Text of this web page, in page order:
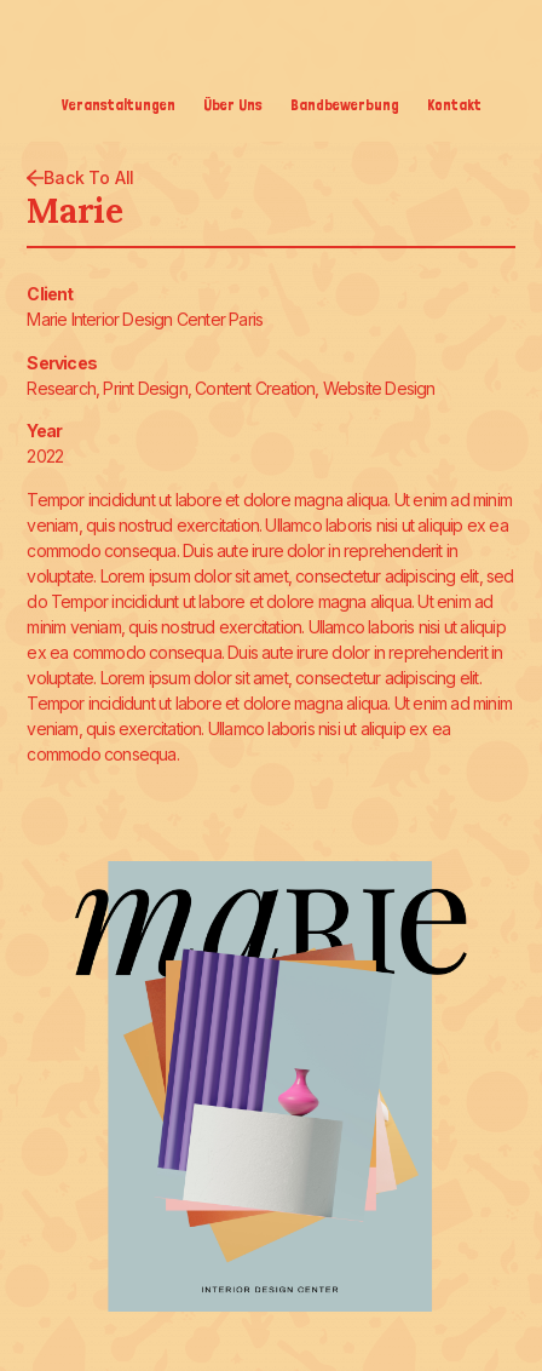
Veranstaltungen Über Uns Bandbewerbung Kontakt
Back To All
Marie
Client
Marie Interior Design Center Paris
Services
Research, Print Design, Content Creation, Website Design
Year
2022
Tempor incididunt ut labore et dolore magna aliqua. Ut enim ad minim
veniam, quis nostrud exercitation. Ullamco laboris nisi ut aliquip ex ea
commodo consequa. Duis aute irure dolor in reprehenderit in
voluptate. Lorem ipsum dolor sit amet, consectetur adipiscing elit, sed
do Tempor incididunt ut labore et dolore magna aliqua. Ut enim ad
minim veniam, quis nostrud exercitation. Ullamco laboris nisi ut aliquip
ex ea commodo consequa. Duis aute irure dolor in reprehenderit in
voluptate. Lorem ipsum dolor sit amet, consectetur adipiscing elit.
Tempor incididunt ut labore et dolore magna aliqua. Ut enim ad minim
veniam, quis exercitation. Ullamco laboris nisi ut aliquip ex ea
commodo consequa.